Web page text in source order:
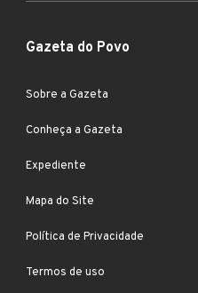
Gazeta do Povo
Sobre a Gazeta
Conheça a Gazeta
Expediente
Mapa do Site
Política de Privacidade
Termos de uso